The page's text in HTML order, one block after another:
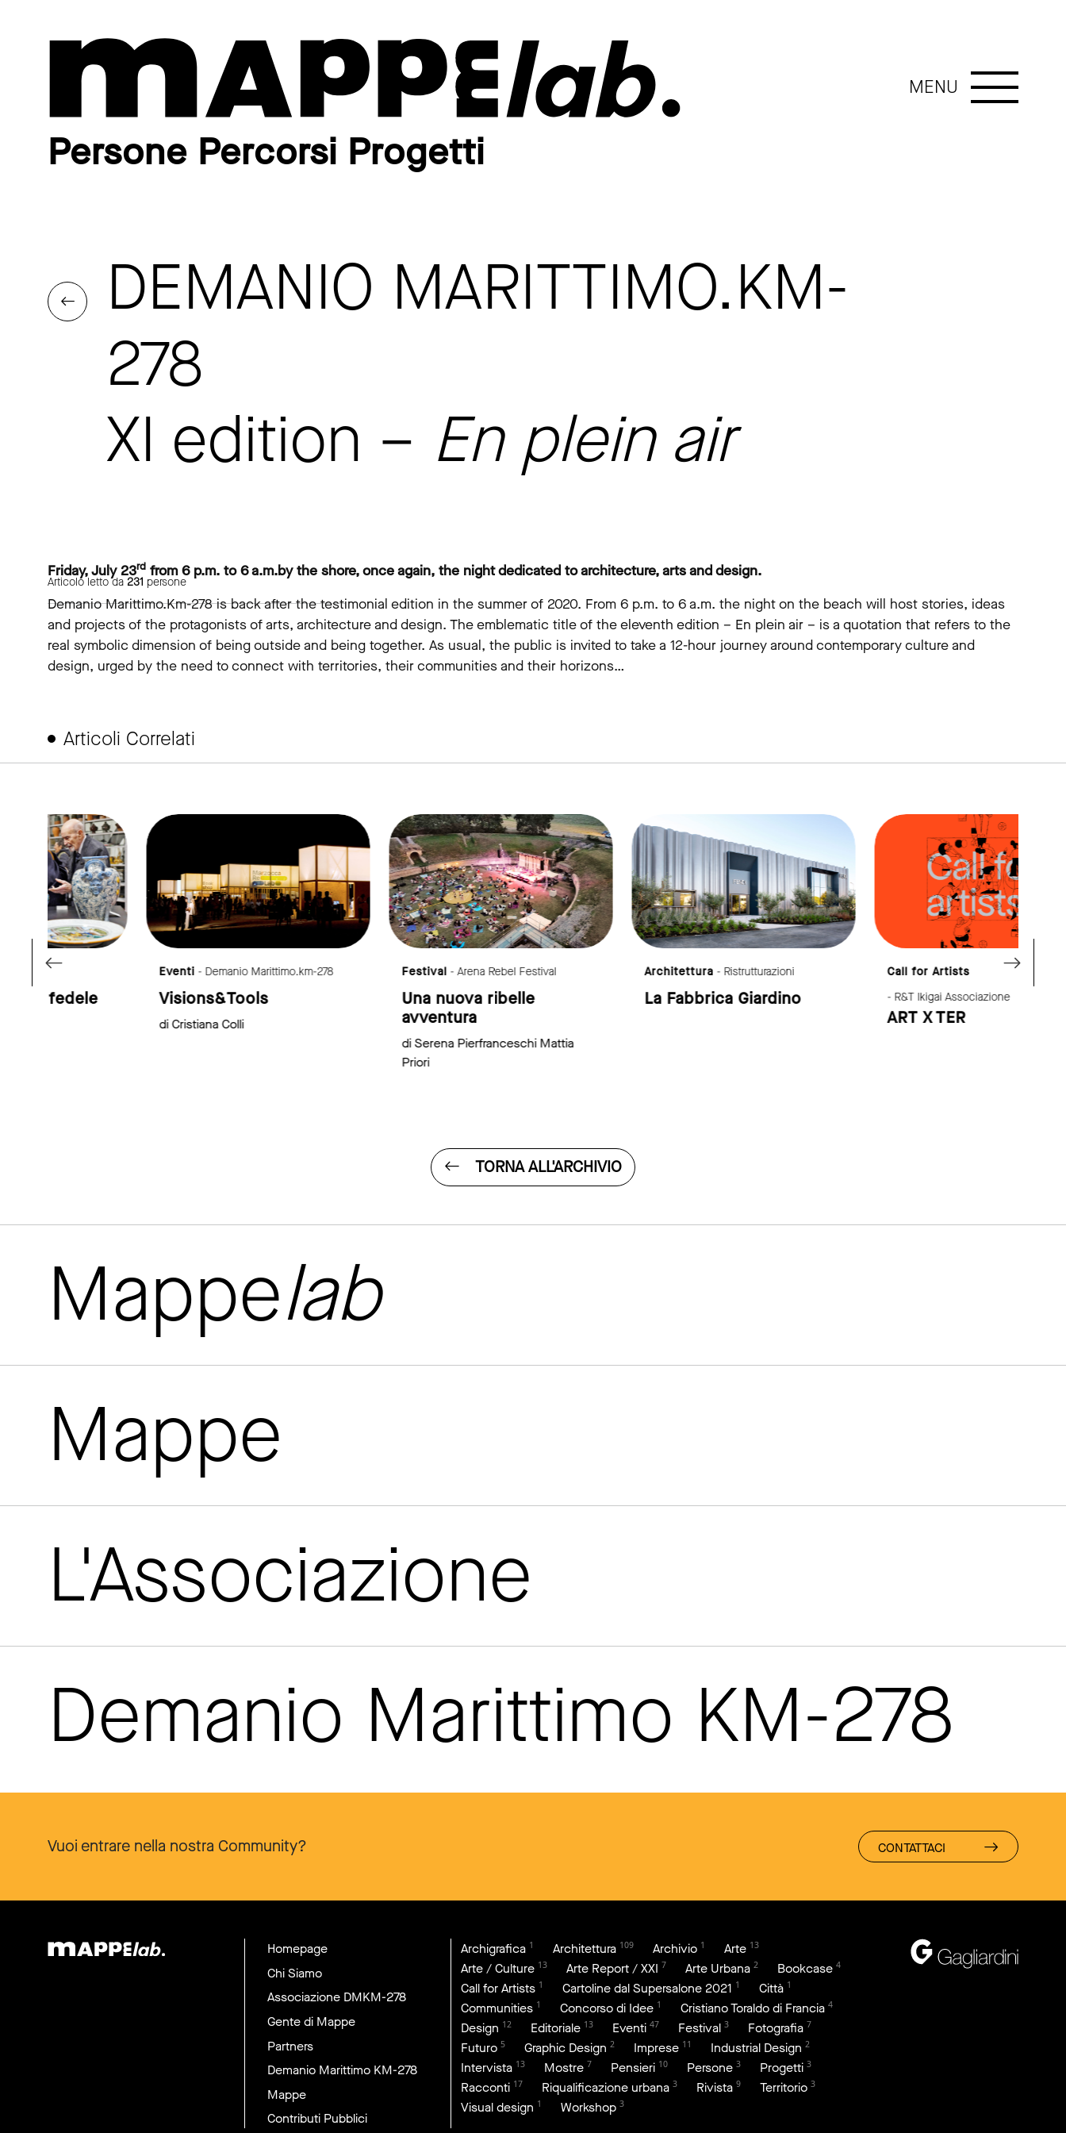
MENU
Persone Percorsi Progetti
DEMANIO MARITTIMO.KM-
278
XI edition – En plein air
Articolo letto da 231 persone
Friday, July 23rd from 6 p.m. to 6 a.m.by the shore, once again, the night dedicated to architecture, arts and design.
Demanio Marittimo.Km-278 is back after the testimonial edition in the summer of 2020. From 6 p.m. to 6 a.m. the night on the beach will host stories, ideas
and projects of the protagonists of arts, architecture and design. The emblematic title of the eleventh edition – En plein air – is a quotation that refers to the
real symbolic dimension of being outside and being together. As usual, the public is invited to take a 12-hour journey around contemporary culture and
design, urged by the need to connect with territories, their communities and their horizons…
Articoli Correlati
- Demanio Marittimo.km-278
Visions&Tools
Festival - Arena Rebel Festival
Una nuova ribelle
di Serena Pierfranceschi Mattia
Architettura - Ristrutturazioni
La Fabbrica Giardino
to page
- R&T Ikigai Associazione
link to page link to page
TORNA ALL'ARCHIVIO
Mappelab
Mappe
L'Associazione
Demanio Marittimo KM-278
Vuoi entrare nella nostra Community? CONTATTACI
Homepage
Chi Siamo
Associazione DMKM-278
Gente di Mappe
Partners
Demanio Marittimo KM-278
Mappe
Contributi Pubblici
Archigrafica 1 Architettura 109 Archivio 1 Arte 13
Arte / Culture 13 Arte Report / XXI 7 Arte Urbana 2 Bookcase 4
Call for Artists 1 Cartoline dal Supersalone 2021 1 Città 1
Communities 1 Concorso di Idee 1 Cristiano Toraldo di Francia 4
Design 12 Editoriale 13 Eventi 47 Festival 3 Fotografia 7
Futuro 5 Graphic Design 2 Imprese 11 Industrial Design 2
Intervista 13 Mostre 7 Pensieri 10 Persone 3 Progetti 3
Racconti 17 Riqualificazione urbana 3 Rivista 9 Territorio 3
Visual design 1 Workshop 3